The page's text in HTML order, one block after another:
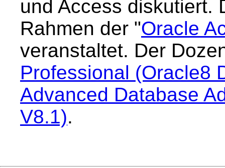
und Access diskutiert.
Rahmen der "Oracle
veranstaltet. Der
Professional (Oracle8
Advanced Database
V8.1).